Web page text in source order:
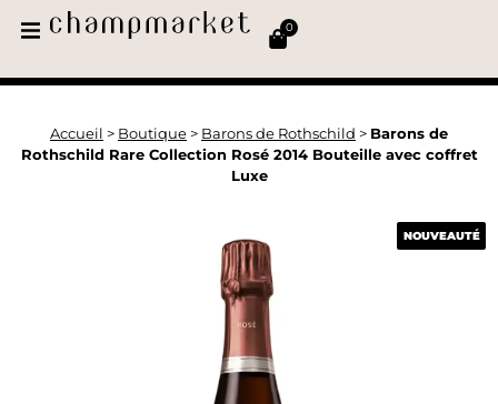
0
Accueil > Boutique > Barons de Rothschild > Barons de
Rothschild Rare Collection Rosé 2014 Bouteille avec coffret
Luxe
NOUVEAUTÉ